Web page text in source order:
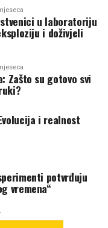
u laboratoriju
i doživjeli
Zašto su gotovo svi
i realnost
potvrđuju
vremena“